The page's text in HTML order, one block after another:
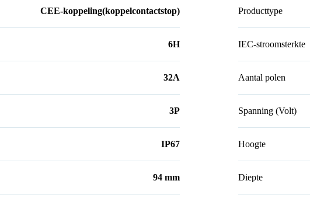
CEE-koppeling(koppelcontactstop) Producttype
6H IEC-stroomsterkte
32A Aantal polen
3P Spanning (Volt)
IP67 Hoogte
94 mm Diepte